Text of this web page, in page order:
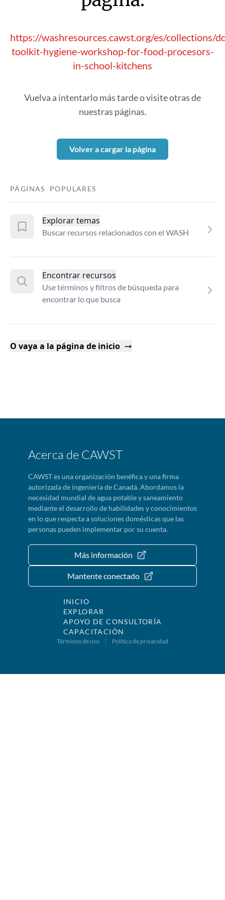
https://washresources.cawst.org/es/collections/
toolkit-hygiene-workshop-for-food-procesors-
in-school-kitchens
Vuelva a intentarlo más tarde o visite otras de
nuestras páginas.
Volver a cargar la página
PÁGINAS POPULARES
Explorar temas
Buscar recursos relacionados con el WASH
Encontrar recursos
Use términos y filtros de búsqueda para
encontrar lo que busca
O vaya a la página de inicio
Acerca de CAWST
CAWST es una organización benéfica y una firma
autorizada de ingeniería de Canadá. Abordamos la
necesidad mundial de agua potable y saneamiento
mediante el desarrollo de habilidades y conocimientos
en lo que respecta a soluciones domésticas que las
personas pueden implementar por su cuenta.
Más información
Mantente conectado
INICIO
EXPLORAR
APOYO DE CONSULTORÍA
CAPACITACIÓN
Términos de uso Política de privacidad